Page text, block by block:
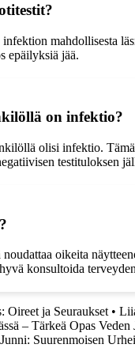
mahdollisesta
epäilyksiä jää.
on infektio?
olisi infektio.
testituloksen
oikeita
konsultoida
Oireet ja Seuraukset •
– Tärkeä Opas Veden
Suurenmoisen